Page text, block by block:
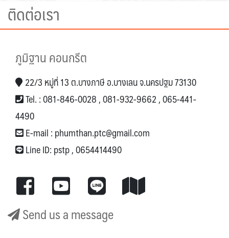
ติดต่อเรา
ภูมิฐาน คอนกรีต
22/3 หมู่ที่ 13 ต.บางภาษี อ.บางเลน จ.นครปฐม 73130
Tel. :081-846-0028,081-932-9662,065-441-
4490
E-mail :phumthan.ptc@gmail.com
Line ID:pstp,0654414490
Send us a message